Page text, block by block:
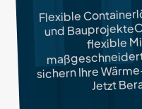
Flexible
und
flexible
sichern Ihre
Jetzt